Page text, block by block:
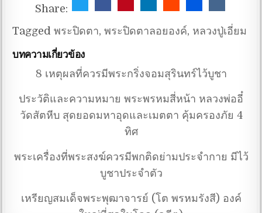
Share:
Taggedพระปิดตา,พระปิดตาลอยองค์, หลวงปู่เอี่ยม
บทความเกี่ยวข้อง
8 เหตุผลที่ควรมีพระกริ่งจอมสุรินทร์ไว้บูชา
ประวัติและความหมาย พระพรหมสี่หน้า หลวงพ่ออี๋
วัดสัตหีบ สุดยอดมหาอุดและเมตตา คุ้มครองภัย 4
ทิศ
พระเครื่องที่พระสงฆ์ควรมีพกติดย่ามประจำกาย มีไว้
บูชาประจำตัว
เหรียญสมเด็จพระพุฒาจารย์ (โต พรหมรังสี) องค์